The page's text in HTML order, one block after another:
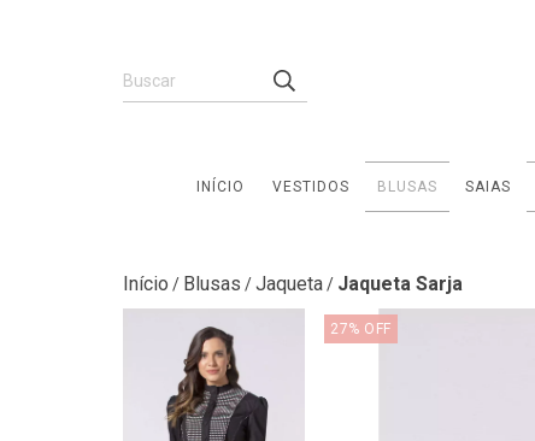
INÍCIO VESTIDOS BLUSAS SAIAS
Início / Blusas /Jaqueta/ Jaqueta Sarja
27% OFF